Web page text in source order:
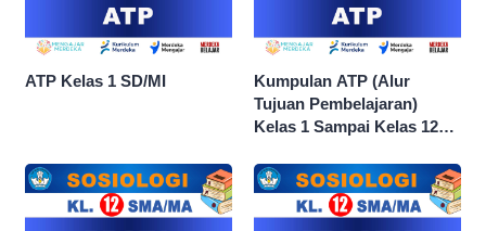
ATP Kelas 1 SD/MI
Kumpulan ATP (Alur
Tujuan Pembelajaran)
Kelas 1 Sampai Kelas 12